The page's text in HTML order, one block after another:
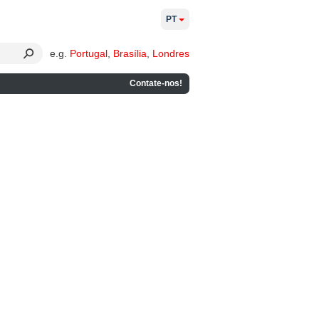
e.g. Portugal Brasília Londres
Contate-nos!
PT